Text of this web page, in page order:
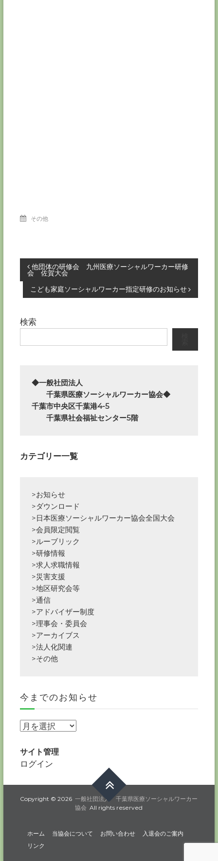
その他
投
稿
ナ
ー
シ
他団体の研修会 九州医療ソーシャルワーカー研修
会 佐賀大会
こども家庭ソーシャルワーカー指定研修のお知らせ
検索
◆一般社団法人
千葉県医療ソーシャルワーカー協会◆
千葉市中央区千葉港4-5
千葉県社会福祉センター5階
カテゴリー一覧
>お知らせ
>ダウンロード
>日本医療ソーシャルワーカー協会全国大会
>会員限定閲覧
>ルーブリック
>研修情報
>求人求職情報
>災害支援
>地区研究会等
>通信
>アドバイザー制度
>理事会・委員会
>アーカイブス
>法人化関連
>その他
今までのお知らせ
今
で
の
知
ら
サイト管理
ログイン
Copyright © 2026一般社団法人 千葉県医療ソーシャルワーカー
協会 All rights reserved
ホーム 当協会について お問い合わせ
入退会のご案内
リンク